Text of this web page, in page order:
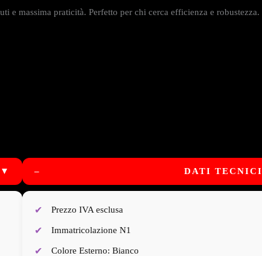
e massima praticità. Perfetto per chi cerca efficienza e robustezza.
▼ – DATI TECNICI
Prezzo IVA esclusa
Immatricolazione N1
Colore Esterno: Bianco